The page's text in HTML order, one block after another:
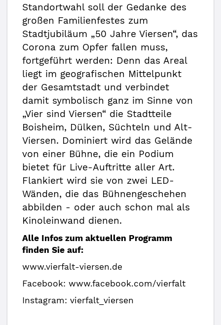
Standortwahl soll der Gedanke des
großen Familienfestes zum
Stadtjubiläum „50 Jahre Viersen“, das
Corona zum Opfer fallen muss,
fortgeführt werden: Denn das Areal
liegt im geografischen Mittelpunkt
der Gesamtstadt und verbindet
damit symbolisch ganz im Sinne von
„Vier sind Viersen“ die Stadtteile
Boisheim, Dülken, Süchteln und Alt-
Viersen. Dominiert wird das Gelände
von einer Bühne, die ein Podium
bietet für Live-Auftritte aller Art.
Flankiert wird sie von zwei LED-
Wänden, die das Bühnengeschehen
abbilden - oder auch schon mal als
Kinoleinwand dienen.
Alle Infos zum aktuellen Programm
finden Sie auf:
www.vierfalt-viersen.de
Facebook: www.facebook.com/vierfalt
Instagram: vierfalt_viersen